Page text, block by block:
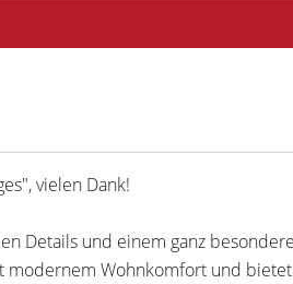
vielen Dank!
Details und einem ganz
Wohnkomfort und bietet